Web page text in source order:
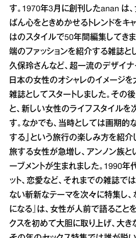
す。1970年3月に創刊したanan は
ばん心をときめかせるトレンドをキ
はのスタイルで50年間編集してき
端のファッションを紹介する雑誌と
久保玲さんなど、超一流のデザイナ
日本の女性のオシャレのイメージを
雑誌としてスタートしました。その
と、新しい女性のライフスタイルを
す。なかでも、当時としては画期的
する」という旅行の楽しみ方を紹
旅する女性が急増し、アンノン族
ーブメントが生まれました。1990年
ット、恋愛など、それまでの雑誌で
ない斬新なテーマを次々に特集し、
になる』は、女性が人前で語ること
クスを初めて大胆に取り上げ、大き